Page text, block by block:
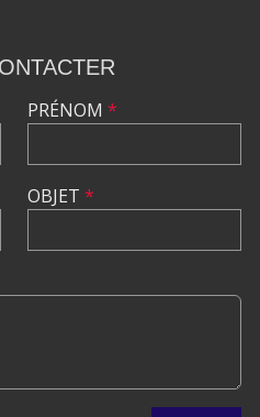
PRÉNOM *
OBJET *